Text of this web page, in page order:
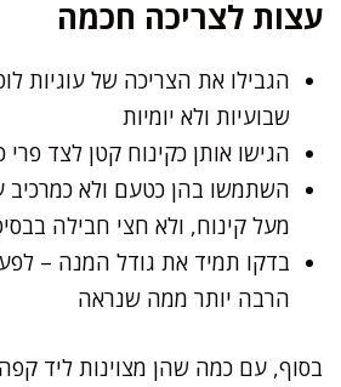
עצות לצריכה חכמה
הגבילו את הצריכה של עוגיות
שבועיות ולא יומיות
הגישו אותן כקינוח קטן לצד פרי
השתמשו בהן כטעם ולא כמרכיב
מעל קינוח, ולא חצי חבילה
בדקו תמיד את גודל המנה –
הרבה יותר ממה שנראה
בסוף, עם כמה שהן מצוינות ליד